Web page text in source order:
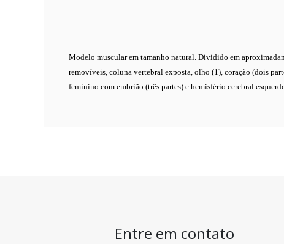
Modelo muscular em tamanho natural. Dividido em
removíveis, coluna vertebral exposta, olho (1), coração (dois
feminino com embrião (três partes) e hemisfério cerebral
Entre em contato